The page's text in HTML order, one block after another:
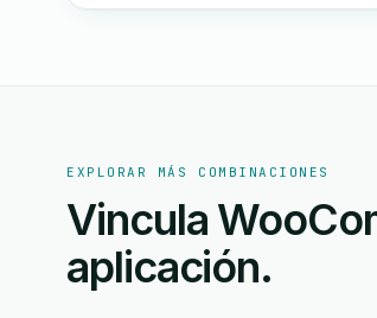
EXPLORAR MÁS COMBINACIONES
Vincula
aplicación.